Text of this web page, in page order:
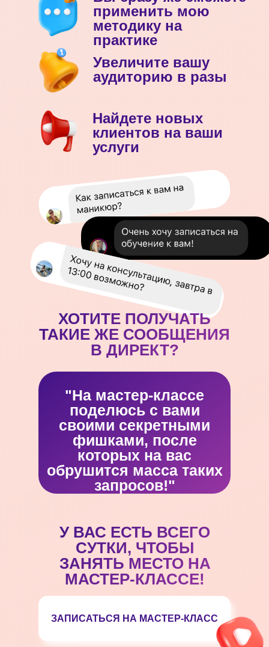
ЗАПИСАТЬСЯ НА МАСТЕР-КЛАСС
У ВАС ЕСТЬ ВСЕГО
СУТКИ, ЧТОБЫ
ЗАНЯТЬ МЕСТО НА
МАСТЕР-КЛАССЕ!
применить мою
методику на
практике
Увеличите вашу
аудиторию в разы
Найдете новых
клиентов на ваши
услуги
ХОТИТЕ ПОЛУЧАТЬ
ТАКИЕ ЖЕ СООБЩЕНИЯ
В ДИРЕКТ?
"На мастер-классе
поделюсь с вами
своими секретными
фишками, после
которых на вас
обрушится масса таких
запросов!"